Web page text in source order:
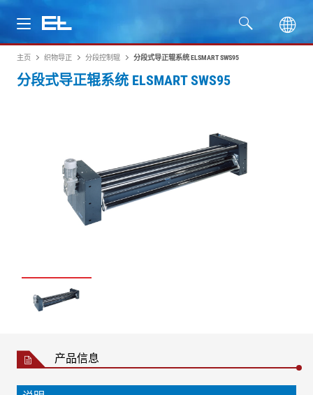
产品
主页 织物导正 分段控制辊 分段式导正辊系统 ELSMART SWS95
分段式导正辊系统 ELSMART SWS95
产品信息